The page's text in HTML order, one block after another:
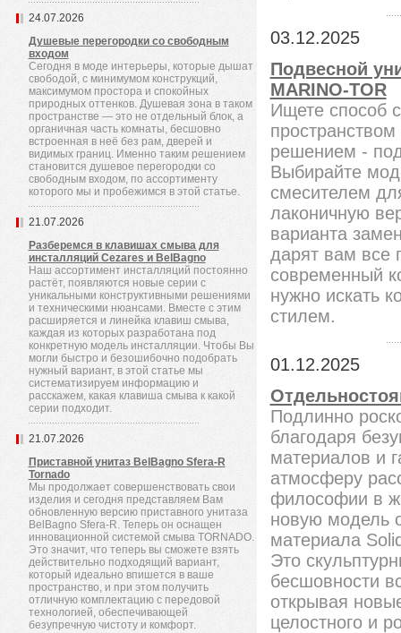
24.07.2026
Душевые перегородки со свободным
входом
Сегодня в моде интерьеры, которые дышат
свободой, с минимумом конструкций,
максимумом простора и спокойных
природных оттенков. Душевая зона в таком
пространстве — это не отдельный блок, а
органичная часть комнаты, бесшовно
встроенная в неё без рам, дверей и
видимых границ. Именно таким решением
становится душевое перегородки со
свободным входом, по ассортименту
которого мы и пробежимся в этой статье.
21.07.2026
Разберемся в клавишах смыва для
инсталляций Cezares и BelBagno
Наш ассортимент инсталляций постоянно
растёт, появляются новые серии с
уникальными конструктивными решениями
и техническими нюансами. Вместе с этим
расширяется и линейка клавиш смыва,
каждая из которых разработана под
конкретную модель инсталляции. Чтобы Вы
могли быстро и безошибочно подобрать
нужный вариант, в этой статье мы
систематизируем информацию и
расскажем, какая клавиша смыва к какой
серии подходит.
21.07.2026
Приставной унитаз BelBagno Sfera-R
Tornado
Мы продолжает совершенствовать свои
изделия и сегодня представляем Вам
обновленную версию приставного унитаза
BelBagno Sfera-R. Теперь он оснащен
инновационной системой смыва TORNADO.
Это значит, что теперь вы сможете взять
действительно подходящий вариант,
который идеально впишется в ваше
пространство, и при этом получить
отличную комплектацию с передовой
технологией, обеспечивающей
безупречную чистоту и комфорт.
03.12.2025
Подвесной
MARINO-TOR
Ищете способ
решением -
Выбирайте
смесителем
лаконичную
варианта
дарят вам все
современный
нужно искать
стилем.
01.12.2025
Подлинно
благодаря
материалов и
атмосферу
философии в
новую модель
материала
Это
бесшовности
открывая
целостного и